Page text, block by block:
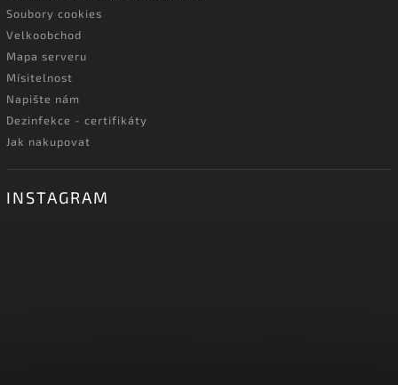
Soubory cookies
Velkoobchod
Mapa serveru
Mísitelnost
Napište nám
Dezinfekce - certifikáty
Jak nakupovat
INSTAGRAM